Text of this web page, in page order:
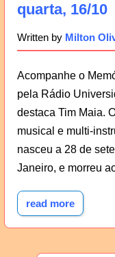
quarta, 16/10
Written by Milton
Acompanhe o
pela Rádio
destaca Tim Maia.
musical e multi-
nasceu a 28 de
Janeiro, e morreu
read more